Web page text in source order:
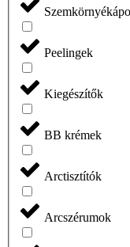
Peelingek
Kiegészítők
BB krémek
Arctisztítók
Arcszérumok